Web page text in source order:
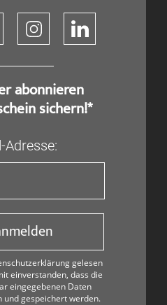
abonnieren
sichern!*
Adresse:
gelesen
einverstanden, dass die
eingegebenen Daten
und gespeichert werden.